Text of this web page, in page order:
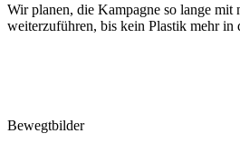
Wir planen, die Kampagne so lange mit
weiterzuführen, bis kein Plastik mehr in
Bewegtbilder